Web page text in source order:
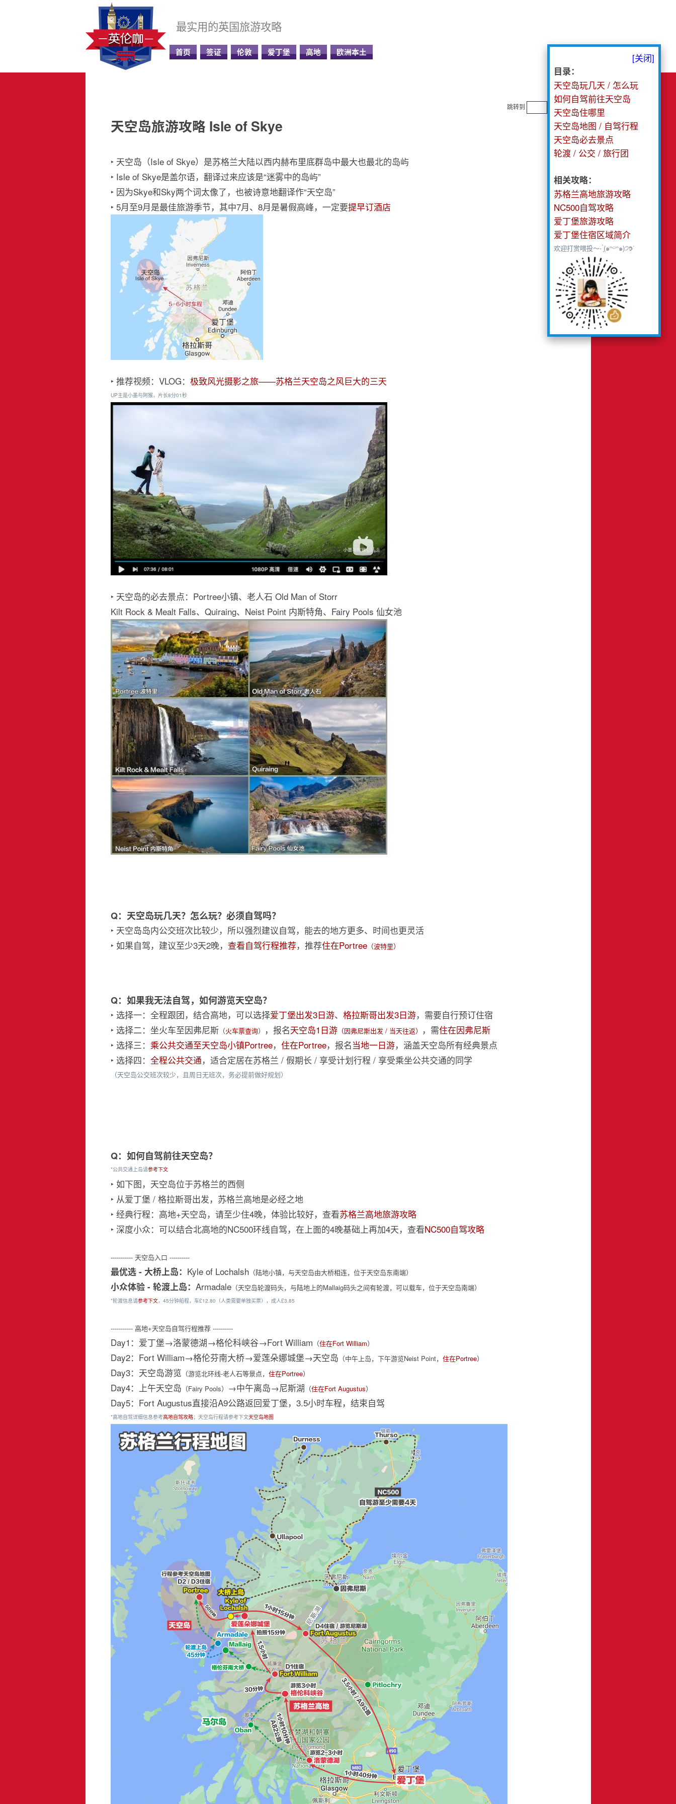
最实用的英国旅游攻略
首页 签证 伦敦 爱丁堡 高地 欧洲本土
收藏
跳转到
天空岛旅游攻略 Isle of Skye
‣ 天空岛（Isle of Skye）是苏格兰大陆以西内赫布里底群岛中最大也最北的岛屿
‣ Isle of Skye是盖尔语，翻译过来应该是“迷雾中的岛屿”
‣ 因为Skye和Sky两个词太像了，也被诗意地翻译作“天空岛”
‣ 5月至9月是最佳旅游季节，其中7月、8月是暑假高峰，一定要提早订酒店
‣ 推荐视频：VLOG： 极致风光摄影之旅——苏格兰天空岛之风巨大的三天
UP主是小墨与阿猴，片长8分01秒
‣ 天空岛的必去景点：Portree小镇、老人石 Old Man of Storr
Kilt Rock & Mealt Falls、Quiraing、Neist Point 内斯特角、Fairy Pools 仙女池
Q：天空岛玩几天？怎么玩？必须自驾吗？
‣ 天空岛岛内公交班次比较少，所以强烈建议自驾，能去的地方更多、时间也更灵活
‣ 如果自驾，建议至少3天2晚， 查看自驾行程推荐，推荐住在Portree（波特里）
Q：如果我无法自驾，如何游览天空岛？
‣ 选择一：全程跟团，结合高地，可以选择爱丁堡出发3日游、 格拉斯哥出发3日游，需要自行预订住宿
‣ 选择二：坐火车至因弗尼斯（火车票查询） ，报名天空岛1日游（因弗尼斯出发 / 当天往返） ，需住在因弗尼斯
‣ 选择三： 乘公共交通至天空岛小镇Portree， 住在Portree，报名当地一日游，涵盖天空岛所有经典景点
‣ 选择四： 全程公共交通，适合定居在苏格兰 / 假期长 / 享受计划行程 / 享受乘坐公共交通的同学
（天空岛公交班次较少，且周日无班次，务必提前做好规划）
Q：如何自驾前往天空岛？
*公共交通上岛请参考下文
‣ 如下图，天空岛位于苏格兰的西侧
‣ 从爱丁堡 / 格拉斯哥出发，苏格兰高地是必经之地
‣ 经典行程：高地+天空岛，请至少住4晚，体验比较好，查看苏格兰高地旅游攻略
‣ 深度小众：可以结合北高地的NC500环线自驾，在上面的4晚基础上再加4天，查看NC500自驾攻略
----------- 天空岛入口 ----------
最优选 - 大桥上岛： Kyle of Lochalsh（陆地小镇，与天空岛由大桥相连，位于天空岛东南端）
小众体验 - 轮渡上岛： Armadale（天空岛轮渡码头，与陆地上的Mallaig码头之间有轮渡，可以载车，位于天空岛南端）
*轮渡信息请参考下文，45分钟船程，车£12.80（人类需要单独买票），成人£3.85
----------- 高地+天空岛自驾行程推荐 ----------
Day1：爱丁堡→洛蒙德湖→格伦科峡谷→Fort William （住在Fort William）
Day2：Fort William→格伦芬南大桥→爱莲朵娜城堡→天空岛 （中午上岛，下午游览Neist Point， 住在Portree）
Day3：天空岛游览 （游览北环线-老人石等景点， 住在Portree）
Day4：上午天空岛 （Fairy Pools） →中午离岛→尼斯湖 （住在Fort Augustus）
Day5：Fort Augustus直接沿A9公路返回爱丁堡，3.5小时车程，结束自驾
*高地自驾详细信息参考高地自驾攻略；天空岛行程请参考下文天空岛地图
[关闭]
目录：
天空岛玩几天 / 怎么玩
如何自驾前往天空岛
天空岛住哪里
天空岛地图 / 自驾行程
天空岛必去景点
轮渡 / 公交 / 旅行团
相关攻略：
苏格兰高地旅游攻略
NC500自驾攻略
爱丁堡旅游攻略
爱丁堡住宿区域简介
欢迎打赏喂投～- ̗̀(๑ᵔ⌔ᵔ๑)੭𖠚ᐝ